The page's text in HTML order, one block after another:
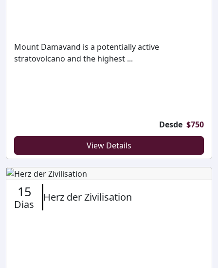
Mount Damavand is a potentially active
stratovolcano and the highest ...
Desde $750
View Details
15
Dias
Herz der Zivilisation